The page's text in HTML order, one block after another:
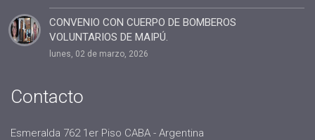
#conclavedelegaciones2022
#comunicacion
#rrhh
#Oficinas de Servicio
CONVENIO CON CUERPO DE BOMBEROS
VOLUNTARIOS DE MAIPÚ.
lunes, 02 de marzo, 2026
Contacto
Esmeralda 762 1er Piso CABA - Argentina